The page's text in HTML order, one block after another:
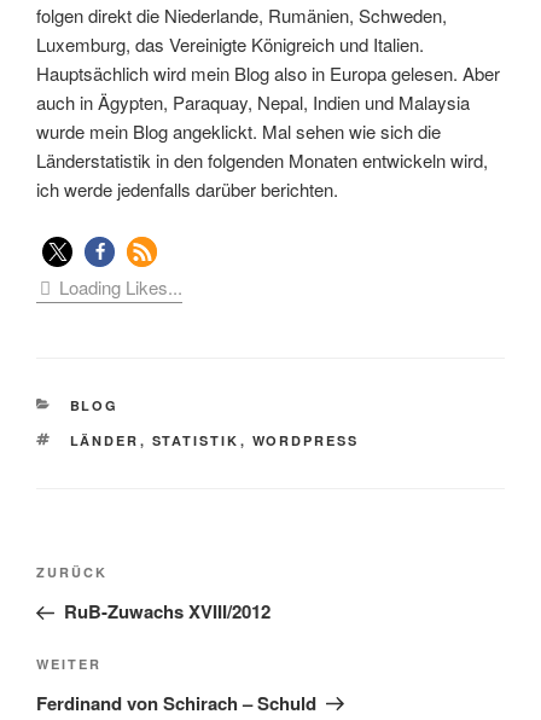
folgen direkt die Niederlande, Rumänien, Schweden,
Luxemburg, das Vereinigte Königreich und Italien.
Hauptsächlich wird mein Blog also in Europa gelesen. Aber
auch in Ägypten, Paraquay, Nepal, Indien und Malaysia
wurde mein Blog angeklickt. Mal sehen wie sich die
Länderstatistik in den folgenden Monaten entwickeln wird,
ich werde jedenfalls darüber berichten.
Loading Likes...
KATEGORIEN
BLOG
SCHLAGWÖRTER
LÄNDER , STATISTIK , WORDPRESS
Beitragsnavigation
Vorheriger
Beitrag
ZURÜCK
RuB-Zuwachs XVIII/2012
Nächster
Beitrag
WEITER
Ferdinand von Schirach – Schuld